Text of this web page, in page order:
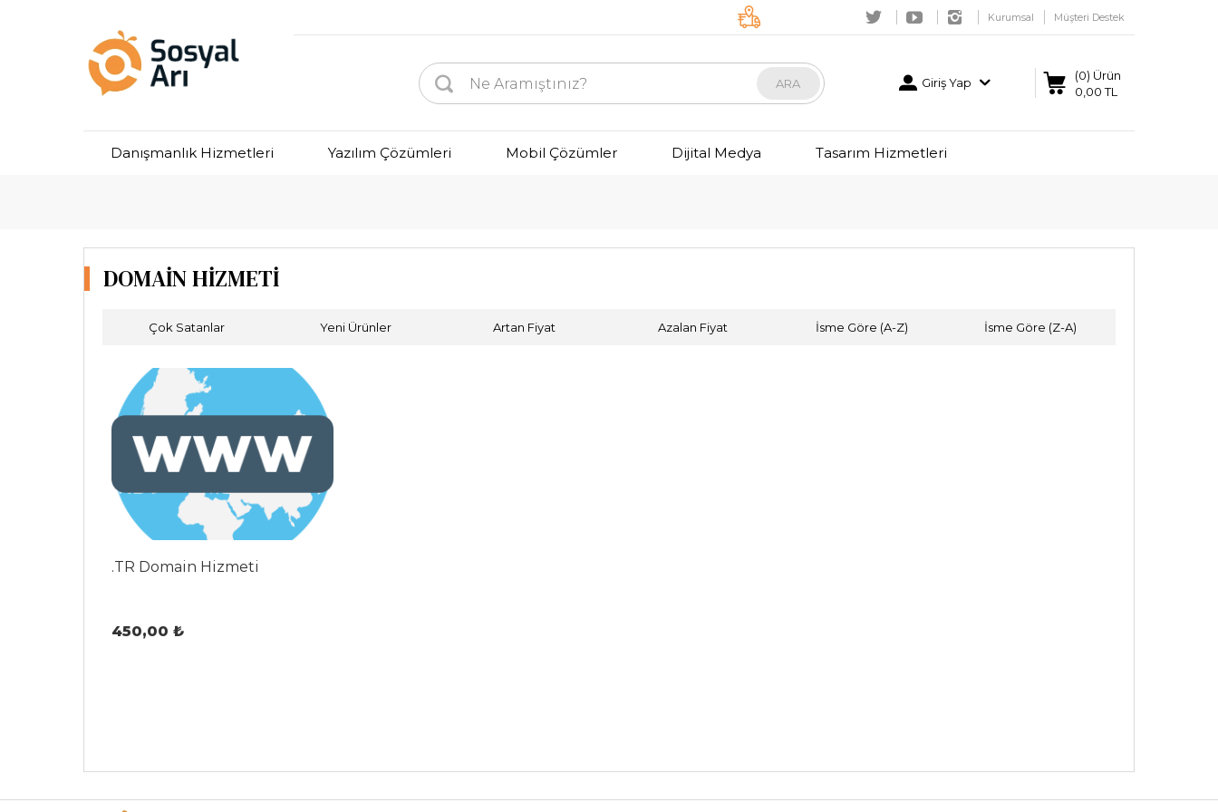
Kurumsal Müşteri Destek
ARA Giriş Yap
(0) Ürün
0,00 TL
Danışmanlık Hizmetleri Yazılım Çözümleri Mobil Çözümler Dijital Medya Tasarım Hizmetleri
DOMAİN HİZMETİ
Çok Satanlar Yeni Ürünler Artan Fiyat Azalan Fiyat İsme Göre (A-Z) İsme Göre (Z-A)
.TR Domain Hizmeti
450,00 ₺